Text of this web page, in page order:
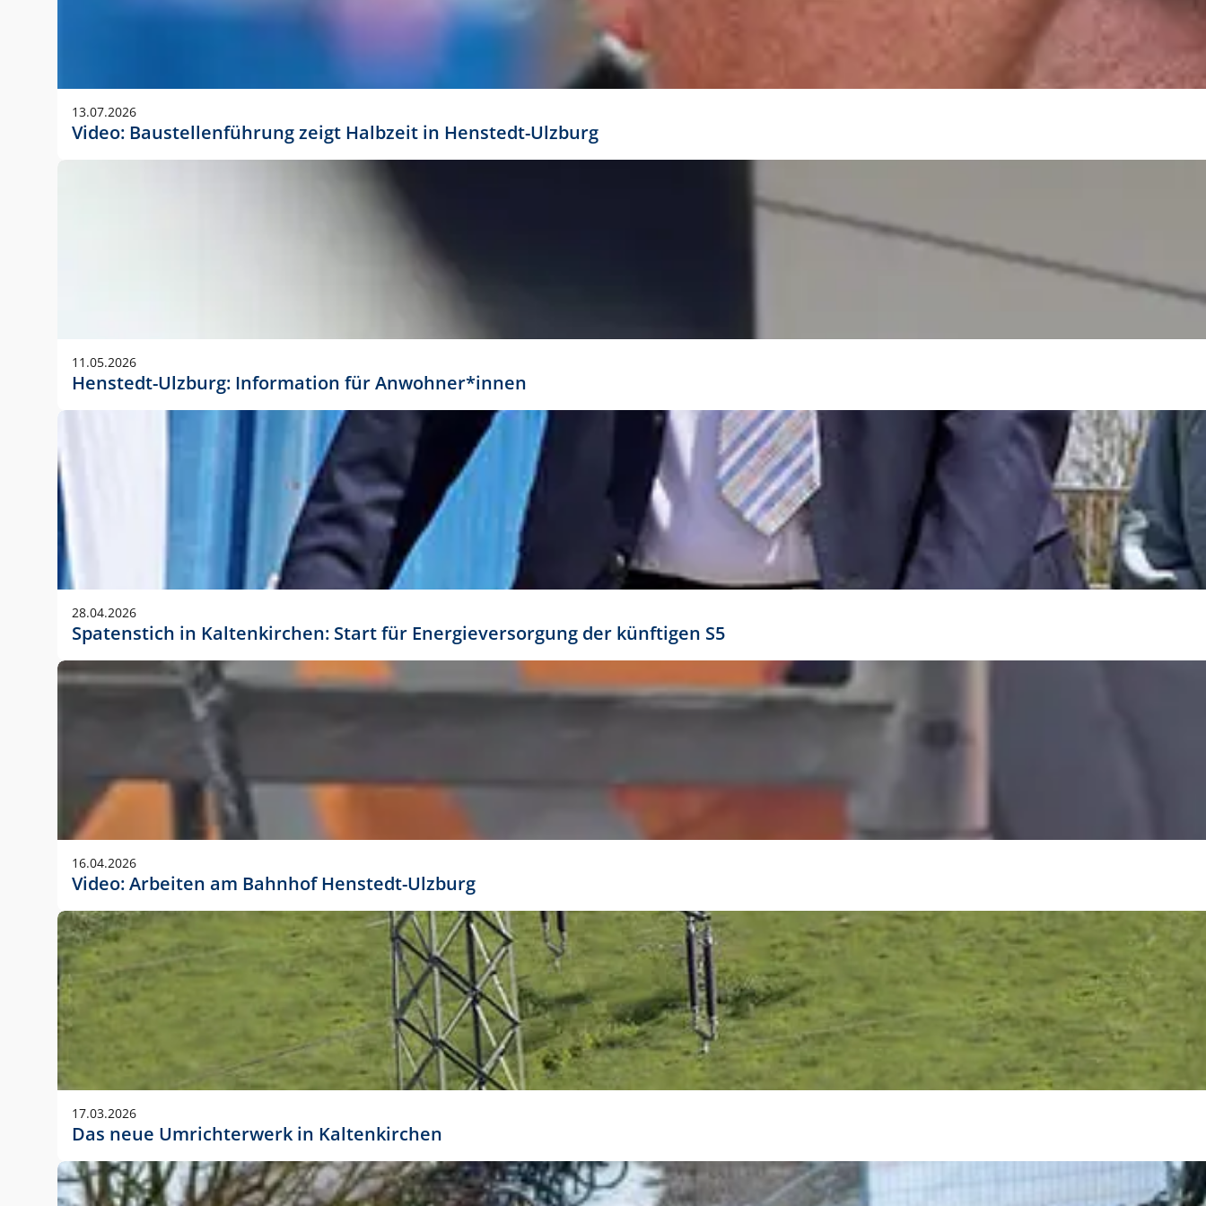
Anwendungsgröße im Layout:
Die Logohöhe beträgt 4 – 10 % der jeweiligen Formathöhe. Daraus ergeben sich für gängige Formate
folgende fest definierte Anwendungsgrößen im Layout:
DIN A3 – 15 mm hoch (5 %)
DIN A1 – 39 mm hoch (5 %)
DIN lang – 10 mm hoch (5 %)
1080 x 1080 px – 78 px hoch (7 %)
In Ausnahmefällen darf das Logo jedoch auch größer oder kleiner gesetzt werden. Dazu bedarf es jedoch
stets der vorherigen Absprache mit der Marketingabteilung.
13.07.2026
Video: Baustellenführung zeigt Halbzeit in Henstedt-Ulzburg
11.05.2026
Henstedt-Ulzburg: Information für Anwohner*innen
28.04.2026
Spatenstich in Kaltenkirchen: Start für Energieversorgung der künftigen S5
16.04.2026
Video: Arbeiten am Bahnhof Henstedt-Ulzburg
17.03.2026
Das neue Umrichterwerk in Kaltenkirchen